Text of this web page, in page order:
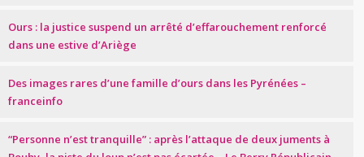
Ours : la justice suspend un arrêté d’effarouchement renforcé
dans une estive d’Ariège
Des images rares d’une famille d’ours dans les Pyrénées –
franceinfo
“Personne n’est tranquille” : après l’attaque de deux juments à